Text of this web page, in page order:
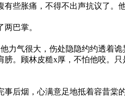
些胀痛，不得不出声抗议了
巴掌。
气很大，伤处隐隐约约透着
。顾林皮糙x厚，不怕他咬。
后烟，心满意足地抵着容昔棠